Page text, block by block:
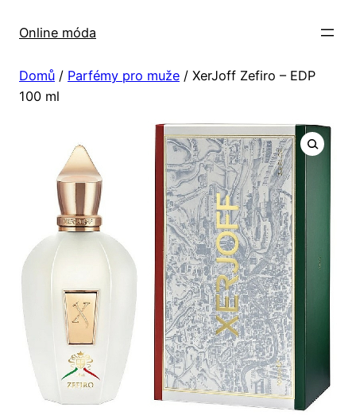
Online móda
Domů / Parfémy pro muže / XerJoff Zefiro – EDP
100 ml